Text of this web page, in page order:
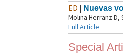
ED | Nuevas
Molina Herranz
Full Article
Special